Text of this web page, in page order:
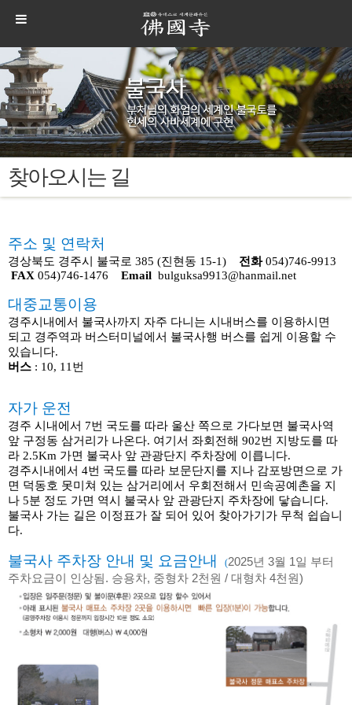
찾아오시는 길
주소 및 연락처
경상북도 경주시 불국로 385 (진현동 15-1) 전화054)746-9913
FAX 054)746-1476 Email bulguksa9913@hanmail.net
대중교통이용
경주시내에서 불국사까지 자주 다니는 시내버스를 이용하시면
되고 경주역과 버스터미널에서 불국사행 버스를 쉽게 이용할 수
있습니다.
버스 : 10, 11번
자가 운전
경주 시내에서 7번 국도를 따라 울산 쪽으로 가다보면 불국사역
앞 구정동 삼거리가 나온다. 여기서 좌회전해 902번 지방도를 따
라 2.5Km 가면 불국사 앞 관광단지 주차장에 이릅니다.
경주시내에서 4번 국도를 따라 보문단지를 지나 감포방면으로 가
면 덕동호 못미쳐 있는 삼거리에서 우회전해서 민속공예촌을 지
나 5분 정도 가면 역시 불국사 앞 관광단지 주차장에 닿습니다.
불국사 가는 길은 이정표가 잘 되어 있어 찾아가기가 무척 쉽습니
다.
불국사 주차장 안내 및 요금안내 (2025년 3월 1일 부터
주차요금이 인상됨. 승용차, 중형차 2천원 / 대형차 4천원)